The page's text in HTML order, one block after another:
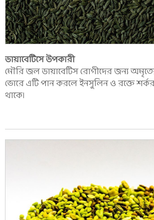
ডায়াবেটিসে উপকারী
মৌরি জল ডায়াবেটিস রোগীদের জন্য
ভোরে এটি পান করলে ইনসুলিন ও রক্তে
থাকে।